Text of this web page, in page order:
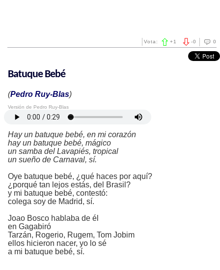
0
-0
Vota: +1
Batuque Bebé
(Pedro Ruy-Blas)
Versión de Pedro Ruy-Blas
Hay un batuque bebé, en mi corazón
hay un batuque bebé, mágico
un samba del Lavapiés, tropical
un sueño de Carnaval, sí.
Oye batuque bebé, ¿qué haces por aquí?
¿porqué tan lejos estás, del Brasil?
y mi batuque bebé, contestó:
colega soy de Madrid, sí.
Joao Bosco hablaba de él
en Gagabiró
Tarzán, Rogerio, Rugem, Tom Jobim
ellos hicieron nacer, yo lo sé
a mi batuque bebé, sí.